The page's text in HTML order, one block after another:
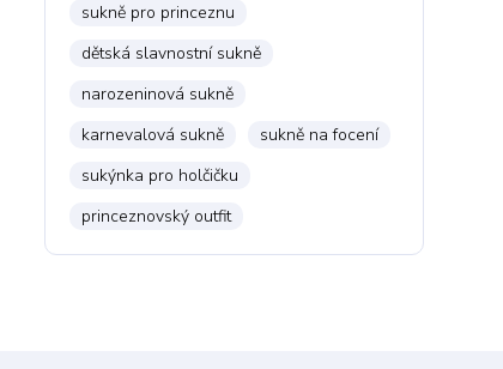
sukně pro princeznu
dětská slavnostní sukně
narozeninová sukně
karnevalová sukně
sukně na focení
sukýnka pro holčičku
princeznovský outfit